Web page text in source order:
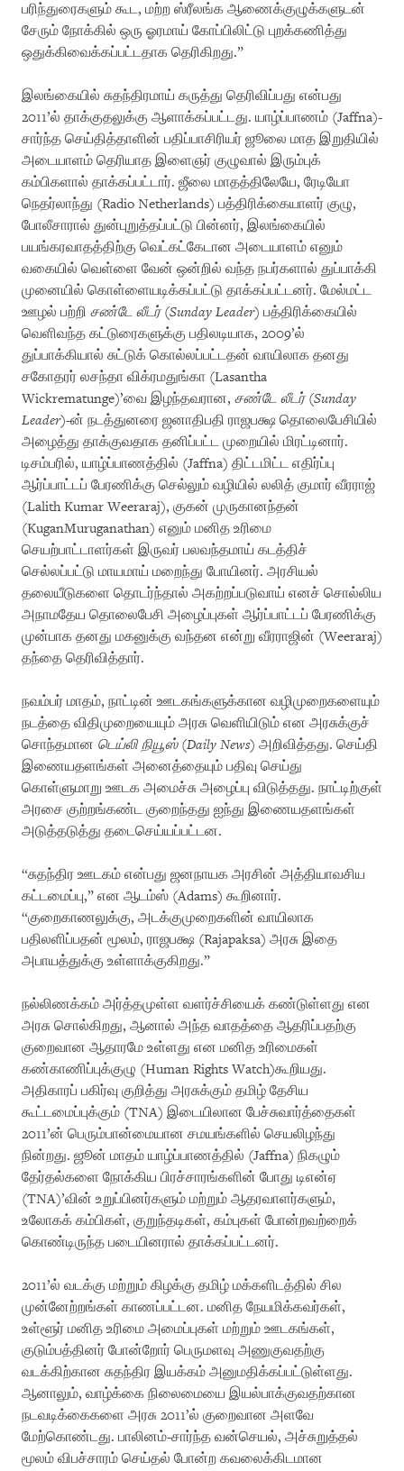
பரிந்துரைகளும் கூட, மற்ற ஸ்ரீலங்க ஆணைக்குழுக்களுடன்
சேரும் நோக்கில் ஒரு ஓரமாய் கோப்பிலிட்டு புறக்கணித்து
ஒதுக்கிவைக்கப்பட்டதாக தெரிகிறது.”
இலங்கையில் சுதந்திரமாய் கருத்து தெரிவிப்பது என்பது
2011’ல் தாக்குதலுக்கு ஆளாக்கப்பட்டது. யாழ்ப்பாணம் (Jaffna)-
சார்ந்த செய்தித்தாளின் பதிப்பாசிரியர் ஜூலை மாத இறுதியில்
அடையாளம் தெரியாத இளைஞர் குழுவால் இரும்புக்
கம்பிகளால் தாக்கப்பட்டார். ஜீலை மாதத்திலேயே, ரேடியோ
நெதர்லாந்து (Radio Netherlands) பத்திரிக்கையாளர் குழு,
போலீசாரால் துன்புறுத்தப்பட்டு பின்னர், இலங்கையில்
பயங்கரவாதத்திற்கு வெட்கட்கேடான அடையாளம் எனும்
வகையில் வெள்ளை வேன் ஒன்றில் வந்த நபர்களால் துப்பாக்கி
முனையில் கொள்ளையடிக்கப்பட்டு தாக்கப்பட்டனர். மேல்மட்ட
ஊழல் பற்றி சண்டே லீடர்(Sunday Leader) பத்திரிக்கையில்
வெளிவந்த கட்டுரைகளுக்கு பதிலடியாக, 2009’ல்
துப்பாக்கியால் சுட்டுக் கொல்லப்பட்டதன் வாயிலாக தனது
சகோதரர் லசந்தா விக்ரமதுங்கா (Lasantha
Wickrematunge)’வை இழந்தவரான, சண்டே லீடர்(Sunday
Leader)-ன் நடத்துனரை ஜனாதிபதி ராஜபக்ஷ தொலைபேசியில்
அழைத்து தாக்குவதாக தனிப்பட்ட முறையில் மிரட்டினார்.
டிசம்பரில், யாழ்ப்பாணத்தில் (Jaffna) திட்டமிட்ட எதிர்ப்பு
ஆர்ப்பாட்டப் பேரணிக்கு செல்லும் வழியில் லலித் குமார் வீரராஜ்
(Lalith Kumar Weeraraj), குகன் முருகானந்தன்
(KuganMuruganathan) எனும் மனித உரிமை
செயற்பாட்டாளர்கள் இருவர் பலவந்தமாய் கடத்திச்
செல்லப்பட்டு மாயமாய் மறைந்து போயினர். அரசியல்
தலையீடுகளை தொடர்ந்தால் அகற்றப்படுவாய் எனச் சொல்லிய
அநாமதேய தொலைபேசி அழைப்புகள் ஆர்ப்பாட்டப் பேரணிக்கு
முன்பாக தனது மகனுக்கு வந்தன என்று வீரராஜின் (Weeraraj)
தந்தை தெரிவித்தார்.
நவம்பர் மாதம், நாட்டின் ஊடகங்களுக்கான வழிமுறைகளையும்
நடத்தை விதிமுறையையும் அரசு வெளியிடும் என அரசுக்குச்
சொந்தமான டெய்லி நியூஸ்(Daily News) அறிவித்தது. செய்தி
இணையதளங்கள் அனைத்தையும் பதிவு செய்து
கொள்ளுமாறு ஊடக அமைச்சு அழைப்பு விடுத்தது. நாட்டிற்குள்
அரசை குற்றங்கண்ட குறைந்தது ஐந்து இணையதளங்கள்
அடுத்தடுத்து தடைசெய்யப்பட்டன.
“சுதந்திர ஊடகம் என்பது ஜனநாயக அரசின் அத்தியாவசிய
கட்டமைப்பு,” என ஆடம்ஸ் (Adams) கூறினார்.
“குறைகாணலுக்கு, அடக்குமுறைகளின் வாயிலாக
பதிலளிப்பதன் மூலம், ராஜபக்ஷ (Rajapaksa) அரசு இதை
அபாயத்துக்கு உள்ளாக்குகிறது.”
நல்லிணக்கம் அர்த்தமுள்ள வளர்ச்சியைக் கண்டுள்ளது என
அரசு சொல்கிறது, ஆனால் அந்த வாதத்தை ஆதரிப்பதற்கு
குறைவான ஆதாரமே உள்ளது என மனித உரிமைகள்
கண்காணிப்புக்குழு (Human Rights Watch)கூறியது.
அதிகாரப் பகிர்வு குறித்து அரசுக்கும் தமிழ் தேசிய
கூட்டமைப்புக்கும் (TNA) இடையிலான பேச்சுவார்த்தைகள்
2011’ன் பெரும்பான்மையான சமயங்களில் செயலிழந்து
நின்றது. ஜூன் மாதம் யாழ்ப்பாணத்தில் (Jaffna) நிகழும்
தேர்தல்களை நோக்கிய பிரச்சாரங்களின் போது டிஎன்ஏ
(TNA)’வின் உறுப்பினர்களும் மற்றும் ஆதரவாளர்களும்,
உலோகக் கம்பிகள், குறுந்தடிகள், கம்புகள் போன்றவற்றைக்
கொண்டிருந்த படையினரால் தாக்கப்பட்டனர்.
2011’ல் வடக்கு மற்றும் கிழக்கு தமிழ் மக்களிடத்தில் சில
முன்னேற்றங்கள் காணப்பட்டன. மனித நேயமிக்கவர்கள்,
உள்ளூர் மனித உரிமை அமைப்புகள் மற்றும் ஊடகங்கள்,
குடும்பத்தினர் போன்றோர் பெருமளவு அணுகுவதற்கு
வடக்கிற்கான சுதந்திர இயக்கம் அனுமதிக்கப்பட்டுள்ளது.
ஆனாலும், வாழ்க்கை நிலைமையை இயல்பாக்குவதற்கான
நடவடிக்கைகளை அரசு 2011’ல் குறைவான அளவே
மேற்கொண்டது. பாலினம்-சார்ந்த வன்செயல், அச்சுறுத்தல்
மூலம் விபச்சாரம் செய்தல் போன்ற கவலைக்கிடமான